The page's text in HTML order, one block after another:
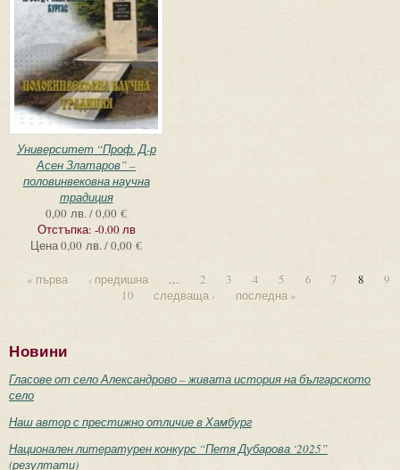
Университет “Проф. Д-р
Асен Златаров” –
половинвековна научна
традиция
0,00 лв. / 0,00 €
Отстъпка: -0.00 лв
Цена0,00 лв. / 0,00 €
« първа ‹ предишна … 2 3 4 5 6 7 8
9
10
следваща › последна »
Новини
Гласове от село Александрово – живата история на българското
село
Наш автор с престижно отличие в Хамбург
Национален литературен конкурс “Петя Дубарова ‘2025”
(резултати)